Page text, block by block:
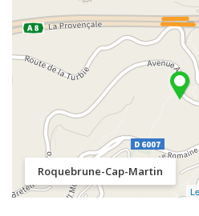
Roquebrune-Cap-Martin